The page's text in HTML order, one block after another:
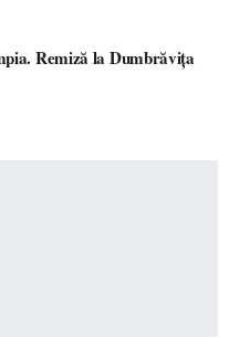
Remiză la Dumbrăvița